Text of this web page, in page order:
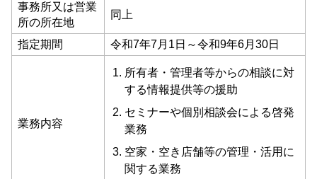
事務所又は営業
所の所在地
同上
指定期間 令和7年7月1日～令和9年6月30日
業務内容
所有者・管理者等からの相談に対
する情報提供等の援助
セミナーや個別相談会による啓発
業務
空家・空き店舗等の管理・活用に
関する業務